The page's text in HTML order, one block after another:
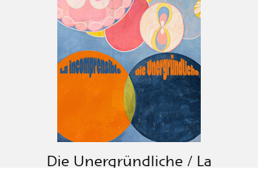
Die Unergründliche / La